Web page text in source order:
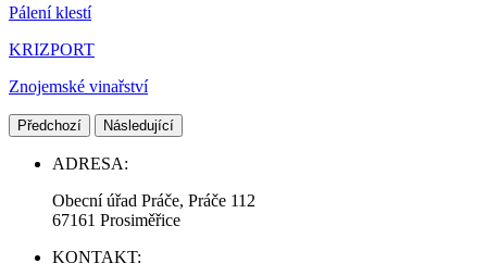
Pálení klestí
KRIZPORT
Znojemské vinařství
Předchozí Následující
ADRESA:
Obecní úřad Práče, Práče 112
67161 Prosiměřice
KONTAKT: